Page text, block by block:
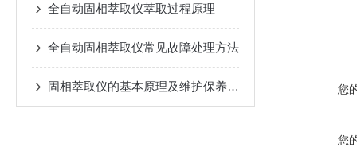
全自动固相萃取仪萃取过程原理
全自动固相萃取仪常见故障处理方法
固相萃取仪的基本原理及维护保养事项 您
您